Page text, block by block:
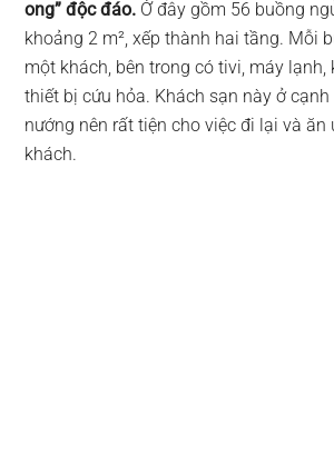
ong” độc đáo. Ở đây gồm 56 buồng
khoảng 2 m², xếp thành hai tầng. Mỗi
một khách, bên trong có tivi, máy lạnh,
thiết bị cứu hỏa. Khách sạn này ở
nướng nên rất tiện cho việc đi lại và ăn
khách.